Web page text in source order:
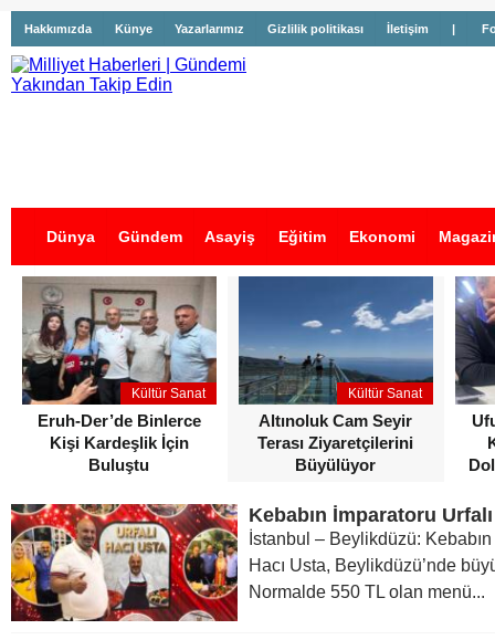
Hakkımızda Künye Yazarlarımız Gizlilik politikası İletişim |
Dünya Gündem Asayiş Eğitim Ekonomi
İş İlanları
Kültür Sanat
Eruh-Der’de Binlerce
Kişi Kardeşlik İçin
Buluştu
Kültür Sanat
Altınoluk Cam Seyir
Terası Ziyaretçilerini
Büyülüyor
İstanbul – Beylikdüzü:
Hacı Usta, Beylikdüzü’nde
Normalde 550 TL olan menü...